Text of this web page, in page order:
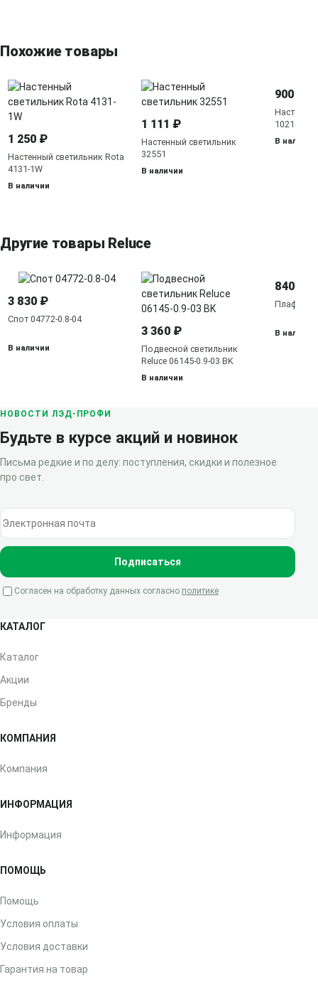
Похожие товары
1 250 ₽
Настенный светильник Rota
4131-1W
В наличии
1 111 ₽
Настенный светильник
32551
В наличии
900 ₽
10210/
В наличии
Другие товары Reluce
3 830 ₽
Спот 04772-0.8-04
В наличии
3 360 ₽
Подвесной светильник
Reluce 06145-0.9-03 BK
В наличии
840 ₽
Плафон
В наличии
НОВОСТИ ЛЭД-ПРОФИ
Будьте в курсе акций и новинок
Письма редкие и по делу: поступления, скидки и полезное
про свет.
Электронная почта
Подписаться
Согласен на обработку данных согласно политике
КАТАЛОГ
Каталог
Акции
Бренды
КОМПАНИЯ
Компания
ИНФОРМАЦИЯ
Информация
ПОМОЩЬ
Помощь
Условия оплаты
Условия доставки
Гарантия на товар